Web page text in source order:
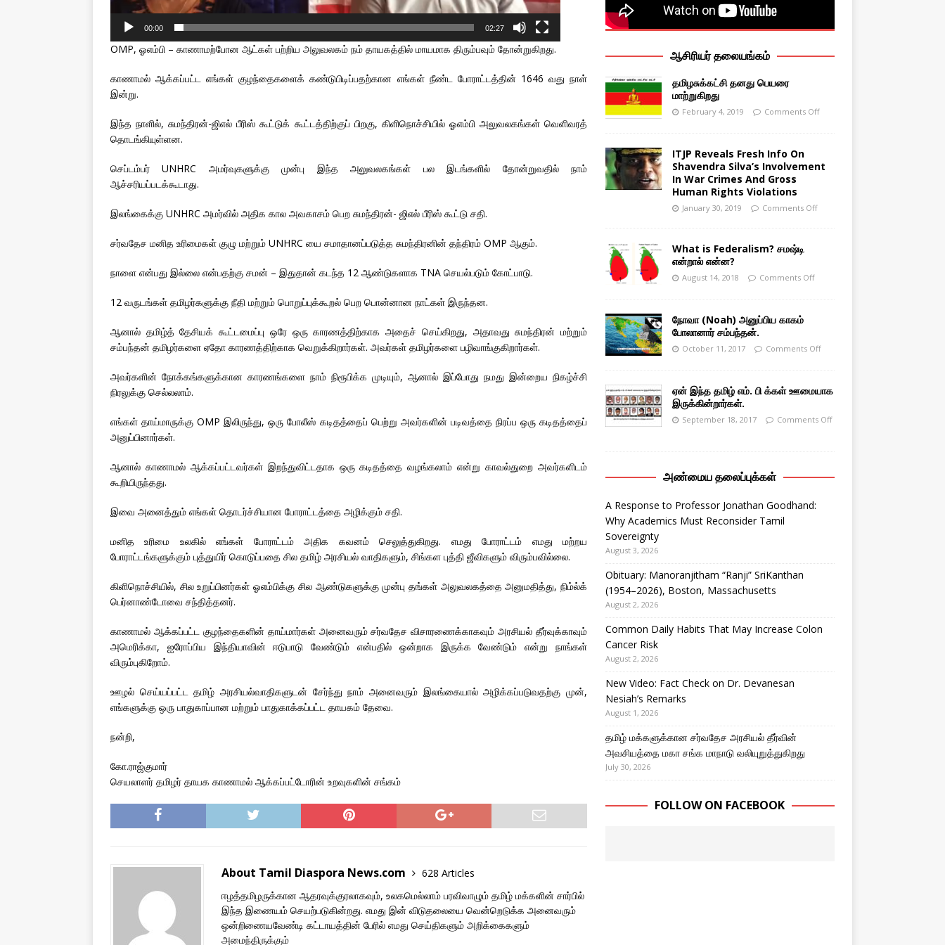
00:00 02:27
OMP, ஓஎம்பி – காணாமற்போன ஆட்கள் பற்றிய அலுவலகம் நம் தாயகத்தில் மாயமாக திரும்பவும் தோன்றுகிறது.
காணாமல் ஆக்கப்பட்ட எங்கள் குழந்தைகளைக் கண்டுபிடிப்பதற்கான எங்கள் நீண்ட போராட்டத்தின் 1646 வது நாள்
இன்று.
இந்த நாளில், சுமந்திரன்-ஜிஎல் பீரிஸ் கூட்டுக் கூட்டத்திற்குப் பிறகு, கிளிநொச்சியில் ஓஎம்பி அலுவலகங்கள் வெளிவரத்
தொடங்கியுள்ளன.
செப்டம்பர் UNHRC அமர்வுகளுக்கு முன்பு இந்த அலுவலகங்கள் பல இடங்களில் தோன்றுவதில் நாம்
ஆச்சரியப்படக்கூடாது.
இலங்கைக்கு UNHRC அமர்வில் அதிக கால அவகாசம் பெற சுமந்திரன்- ஜிஎல் பீரிஸ் கூட்டு சதி.
சர்வதேச மனித உரிமைகள் குழு மற்றும் UNHRC யை சமாதானப்படுத்த சுமந்திரனின் தந்திரம் OMP ஆகும்.
நாளை என்பது இல்லை என்பதற்கு சமன் – இதுதான் கடந்த 12 ஆண்டுகளாக TNA செயல்படும் கோட்பாடு.
12 வருடங்கள் தமிழர்களுக்கு நீதி மற்றும் பொறுப்புக்கூறல் பெற பொன்னான நாட்கள் இருந்தன.
ஆனால் தமிழ்த் தேசியக் கூட்டமைப்பு ஒரே ஒரு காரணத்திற்காக அதைச் செய்கிறது, அதாவது சுமந்திரன் மற்றும்
சம்பந்தன் தமிழர்களை ஏதோ காரணத்திற்காக வெறுக்கிறார்கள். அவர்கள் தமிழர்களை பழிவாங்குகிறார்கள்.
அவர்களின் நோக்கங்களுக்கான காரணங்களை நாம் நிரூபிக்க முடியும், ஆனால் இப்போது நமது இன்றைய நிகழ்ச்சி
நிரலுக்கு செல்லலாம்.
எங்கள் தாய்மாருக்கு OMP இலிருந்து, ஒரு போலீஸ் கடிதத்தைப் பெற்று அவர்களின் படிவத்தை நிரப்ப ஒரு கடிதத்தைப்
அனுப்பினார்கள்.
ஆனால் காணாமல் ஆக்கப்பட்டவர்கள் இறந்துவிட்டதாக ஒரு கடிதத்தை வழங்கலாம் என்று காவல்துறை அவர்களிடம்
கூறியிருந்தது.
இவை அனைத்தும் எங்கள் தொடர்ச்சியான போராட்டத்தை அழிக்கும் சதி.
மனித உரிமை உலகில் எங்கள் போராட்டம் அதிக கவனம் செலுத்துகிறது. எமது போராட்டம் எமது மற்றய
போராட்டங்களுக்கும் புத்துயிர் கொடுப்பதை சில தமிழ் அரசியல் வாதிகளும், சிங்கள புத்தி ஜீவிகளும் விரும்பவில்லை.
கிளிநொச்சியில், சில உறுப்பினர்கள் ஓஎம்பிக்கு சில ஆண்டுகளுக்கு முன்பு தங்கள் அலுவலகத்தை அனுமதித்து, நிம்ல்க்
பெர்னாண்டோவை சந்தித்தனர்.
காணாமல் ஆக்கப்பட்ட குழந்தைகளின் தாய்மார்கள் அனைவரும் சர்வதேச விசாரணைக்காகவும் அரசியல் தீர்வுக்காவும்
அமெரிக்கா, ஐரோப்பிய இந்தியாவின் ஈடுபாடு வேண்டும் என்பதில் ஒன்றாக இருக்க வேண்டும் என்று நாங்கள்
விரும்புகிறோம்.
ஊழல் செய்யப்பட்ட தமிழ் அரசியல்வாதிகளுடன் சேர்ந்து நாம் அனைவரும் இலங்கையால் அழிக்கப்படுவதற்கு முன்,
எங்களுக்கு ஒரு பாதுகாப்பான மற்றும் பாதுகாக்கப்பட்ட தாயகம் தேவை.
நன்றி,
கோ.ராஜ்குமார்
செயலாளர் தமிழர் தாயக காணாமல் ஆக்கப்பட்டோரின் உறவுகளின் சங்கம்
About Tamil Diaspora News.com
628 Articles
ஈழத்தமிழருக்கான ஆதரவுக்குரலாகவும், உலகமெல்லாம் பரவிவாழும் தமிழ் மக்களின் சார்பில்
இந்த இணையம் செயற்படுகின்றது. எமது இன் விடுதலையை வென்றெடுக்க அனைவரும்
ஒன்றிணையவேண்டி கட்டாயத்தின் பேரில் எமது செய்திகளும் அறிக்கைகளும்
அமைந்திருக்கும்
ஆசிரியர் தலையங்கம்
தமிழசுக்கட்சி தனது பெயரை
மாற்றுகிறது
February 4, 2019 Comments Off
ITJP Reveals Fresh Info On
Shavendra Silva’s Involvement
In War Crimes And Gross
Human Rights Violations
January 30, 2019 Comments Off
What is Federalism? சமஷ்டி
என்றால் என்ன?
August 14, 2018 Comments Off
நோவா (Noah) அனுப்பிய காகம்
போலானார் சம்பந்தன்.
October 11, 2017 Comments Off
ஏன் இந்த தமிழ் எம். பி க்கள் ஊமையாக
இருக்கின்றார்கள்.
September 18, 2017 Comments Off
அண்மைய தலைப்புக்கள்
A Response to Professor Jonathan Goodhand:
Why Academics Must Reconsider Tamil
Sovereignty
August 3, 2026
Obituary: Manoranjitham “Ranji” SriKanthan
(1954–2026), Boston, Massachusetts
August 2, 2026
Common Daily Habits That May Increase Colon
Cancer Risk
August 2, 2026
New Video: Fact Check on Dr. Devanesan
Nesiah’s Remarks
August 1, 2026
தமிழ் மக்களுக்கான சர்வதேச அரசியல் தீர்வின்
அவசியத்தை மகா சங்க மாநாடு வலியுறுத்துகிறது
July 30, 2026
FOLLOW ON FACEBOOK